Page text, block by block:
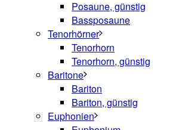
Posaune, günstig
Bassposaune
Tenorhörner
Tenorhorn
Tenorhorn, günstig
Baritone
Bariton
Bariton, günstig
Euphonien